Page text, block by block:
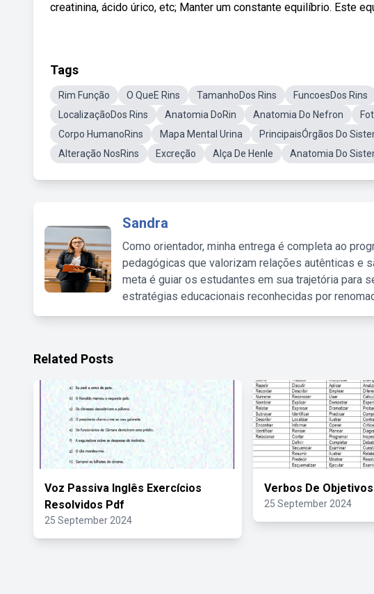
creatinina, ácido úrico, etc; Manter um constante equilíbrio. Este
Tags
Rim Função O QueE Rins TamanhoDos Rins FuncoesDos Rins
LocalizaçãoDos Rins
Anatomia DoRin Anatomia Do Nefron
Corpo HumanoRins
Mapa Mental Urina PrincipaisÓrgãos Do
Alteração NosRins
Excreção Alça De Henle Anatomia Do
Sandra
Como orientador, minha entrega é completa ao
pedagógicas que valorizam relações autênticas e
meta é guiar os estudantes em sua trajetória para
estratégias educacionais reconhecidas por
Related Posts
Voz Passiva Inglês Exercícios
Resolvidos Pdf
25 September 2024
Verbos De
25 September 2024